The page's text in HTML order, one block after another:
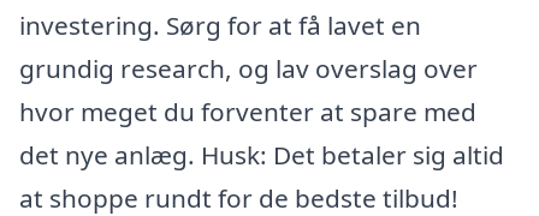
investering. Sørg for at få lavet en
grundig research, og lav overslag over
hvor meget du forventer at spare med
det nye anlæg. Husk: Det betaler sig altid
at shoppe rundt for de bedste tilbud!